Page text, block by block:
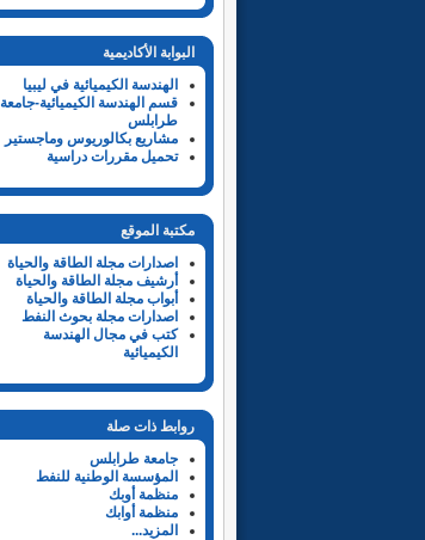
البوابة الأكاديمية
الهندسة الكيميائية في ليبيا
قسم الهندسة الكيميائية-جامعة
طرابلس
مشاريع بكالوريوس وماجستير
تحميل مقررات دراسية
مكتبة الموقع
اصدارات مجلة الطاقة والحياة
أرشيف مجلة الطاقة والحياة
أبواب مجلة الطاقة والحياة
اصدارات مجلة بحوث النفط
كتب في مجال الهندسة
الكيميائية
روابط ذات صلة
جامعة طرابلس
المؤسسة الوطنية للنفط
منظمة أوبك
منظمة أوابك
المزيد...